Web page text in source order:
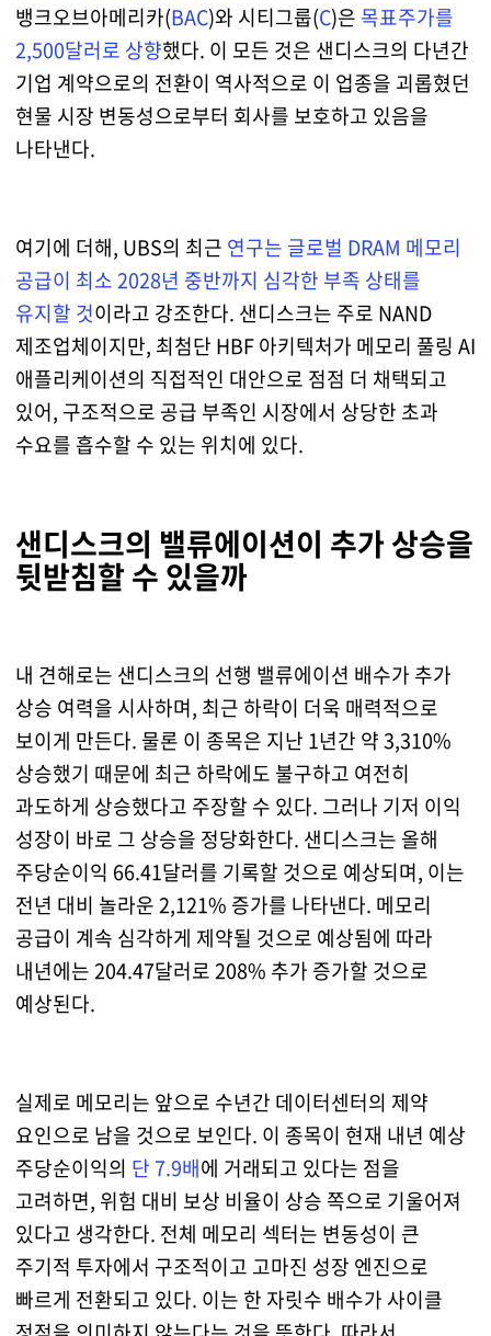
뱅크오브아메리카(BAC)와 시티그룹(C)은 목표주가를
2,500달러로 상향했다. 이 모든 것은 샌디스크의 다년간
기업 계약으로의 전환이 역사적으로 이 업종을 괴롭혔던
현물 시장 변동성으로부터 회사를 보호하고 있음을
나타낸다.
여기에 더해, UBS의 최근 연구는 글로벌 DRAM 메모리
공급이 최소 2028년 중반까지 심각한 부족 상태를
유지할 것이라고 강조한다. 샌디스크는 주로 NAND
제조업체이지만, 최첨단 HBF 아키텍처가 메모리 풀링 AI
애플리케이션의 직접적인 대안으로 점점 더 채택되고
있어, 구조적으로 공급 부족인 시장에서 상당한 초과
수요를 흡수할 수 있는 위치에 있다.
샌디스크의 밸류에이션이 추가 상승을
뒷받침할 수 있을까
내 견해로는 샌디스크의 선행 밸류에이션 배수가 추가
상승 여력을 시사하며, 최근 하락이 더욱 매력적으로
보이게 만든다. 물론 이 종목은 지난 1년간 약 3,310%
상승했기 때문에 최근 하락에도 불구하고 여전히
과도하게 상승했다고 주장할 수 있다. 그러나 기저 이익
성장이 바로 그 상승을 정당화한다. 샌디스크는 올해
주당순이익 66.41달러를 기록할 것으로 예상되며, 이는
전년 대비 놀라운 2,121% 증가를 나타낸다. 메모리
공급이 계속 심각하게 제약될 것으로 예상됨에 따라
내년에는 204.47달러로 208% 추가 증가할 것으로
예상된다.
실제로 메모리는 앞으로 수년간 데이터센터의 제약
요인으로 남을 것으로 보인다. 이 종목이 현재 내년 예상
주당순이익의 단 7.9배에 거래되고 있다는 점을
고려하면, 위험 대비 보상 비율이 상승 쪽으로 기울어져
있다고 생각한다. 전체 메모리 섹터는 변동성이 큰
주기적 투자에서 구조적이고 고마진 성장 엔진으로
빠르게 전환되고 있다. 이는 한 자릿수 배수가 사이클